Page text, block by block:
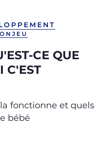
JEU
CE QUE
C'EST
fonctionne et quels
bébé